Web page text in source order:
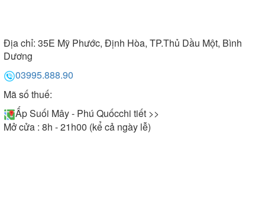
Địa chỉ: 35E Mỹ Phước, Định Hòa, TP.Thủ Dầu Một, Bình
Dương
03995.888.90
Mã số thuế:
Ấp Suối Mây - Phú Quốcchi tiết >>
Mở cửa : 8h - 21h00 (kể cả ngày lễ)